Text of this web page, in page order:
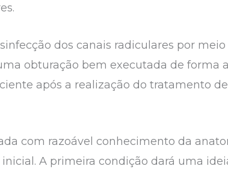
dos canais radiculares por
obturação bem executada de forma
após a realização do tratamento
com razoável conhecimento da
A primeira condição dará uma